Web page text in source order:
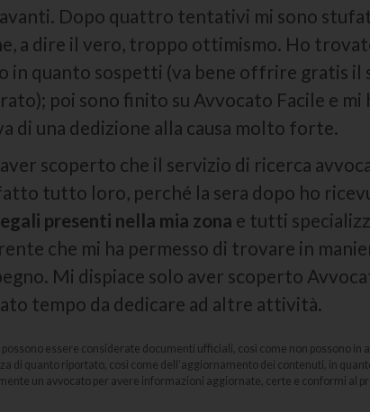
Dopo quattro tentativi mi sono
a dire il vero, troppo ottimismo. Ho
in quanto sospetti (va bene offrire gratis il
poi sono finito su Avvocato Facile e
di una dedizione alla causa molto forte.
scoperto che il servizio di ricerca
tutto loro, perché la sera dopo ho
presenti nella mia zona e tutti
che mi ha permesso di trovare in
Mi dispiace solo aver scoperto
tempo da dedicare ad altre attività.
essere considerate documenti ufficiali, così come non possono in
di quanto riportato, così come dell’aggiornamento dei contenuti, in
un avvocato per avere informazioni aggiornate, certe e conformi al